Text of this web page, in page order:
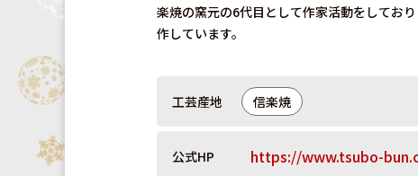
楽焼の窯元の6代目として作家活動をしてお
作しています。
工芸産地 信楽焼
公式HP https://www.tsubo-